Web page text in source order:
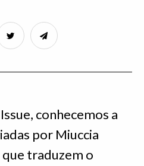
conhecemos a
por Miuccia
que traduzem o